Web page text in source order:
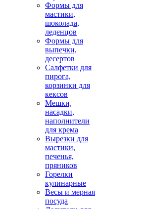
Формы для
мастики,
шоколада,
леденцов
Формы для
выпечки,
десертов
Салфетки для
пирога,
корзинки для
кексов
Мешки,
насадки,
наполнители
для крема
Вырезки для
мастики,
печенья,
пряников
Горелки
кулинарные
Весы и мерная
посуда